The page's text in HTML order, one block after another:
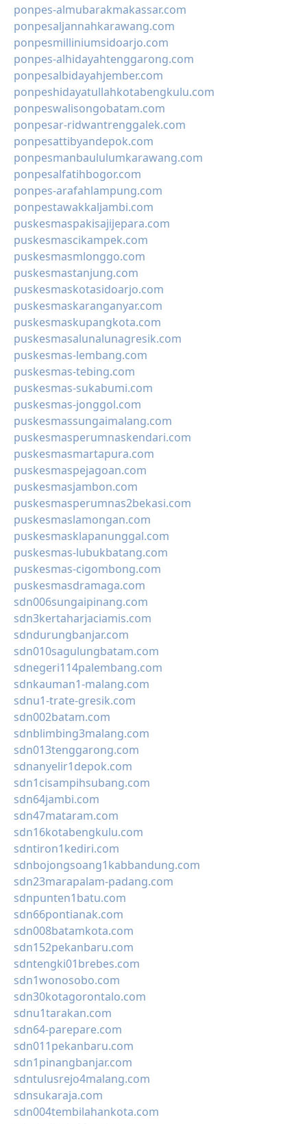
ponpes-almubarakmakassar.com
ponpesaljannahkarawang.com
ponpesmilliniumsidoarjo.com
ponpes-alhidayahtenggarong.com
ponpesalbidayahjember.com
ponpeshidayatullahkotabengkulu.com
ponpeswalisongobatam.com
ponpesar-ridwantrenggalek.com
ponpesattibyandepok.com
ponpesmanbaululumkarawang.com
ponpesalfatihbogor.com
ponpes-arafahlampung.com
ponpestawakkaljambi.com
puskesmaspakisajijepara.com
puskesmascikampek.com
puskesmasmlonggo.com
puskesmastanjung.com
puskesmaskotasidoarjo.com
puskesmaskaranganyar.com
puskesmaskupangkota.com
puskesmasalunalunagresik.com
puskesmas-lembang.com
puskesmas-tebing.com
puskesmas-sukabumi.com
puskesmas-jonggol.com
puskesmassungaimalang.com
puskesmasperumnaskendari.com
puskesmasmartapura.com
puskesmaspejagoan.com
puskesmasjambon.com
puskesmasperumnas2bekasi.com
puskesmaslamongan.com
puskesmasklapanunggal.com
puskesmas-lubukbatang.com
puskesmas-cigombong.com
puskesmasdramaga.com
sdn006sungaipinang.com
sdn3kertaharjaciamis.com
sdndurungbanjar.com
sdn010sagulungbatam.com
sdnegeri114palembang.com
sdnkauman1-malang.com
sdnu1-trate-gresik.com
sdn002batam.com
sdnblimbing3malang.com
sdn013tenggarong.com
sdnanyelir1depok.com
sdn1cisampihsubang.com
sdn64jambi.com
sdn47mataram.com
sdn16kotabengkulu.com
sdntiron1kediri.com
sdnbojongsoang1kabbandung.com
sdn23marapalam-padang.com
sdnpunten1batu.com
sdn66pontianak.com
sdn008batamkota.com
sdn152pekanbaru.com
sdntengki01brebes.com
sdn1wonosobo.com
sdn30kotagorontalo.com
sdnu1tarakan.com
sdn64-parepare.com
sdn011pekanbaru.com
sdn1pinangbanjar.com
sdntulusrejo4malang.com
sdnsukaraja.com
sdn004tembilahankota.com